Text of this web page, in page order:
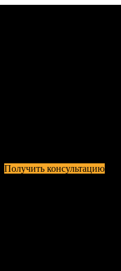
Получить консультацию